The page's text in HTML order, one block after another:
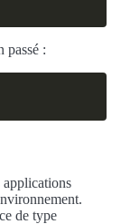
passé :
de type